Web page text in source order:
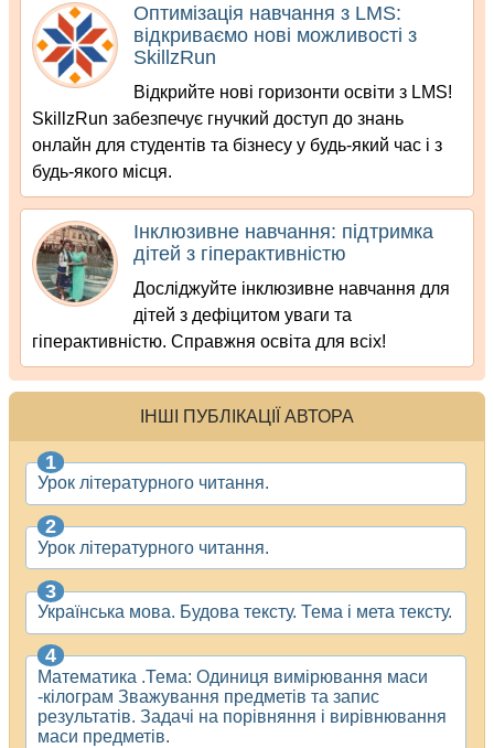
Оптимізація навчання з LMS:
відкриваємо нові можливості з
SkillzRun
Відкрийте нові горизонти освіти з LMS!
SkillzRun забезпечує гнучкий доступ до знань
онлайн для студентів та бізнесу у будь-який час і з
будь-якого місця.
Інклюзивне навчання: підтримка
дітей з гіперактивністю
Досліджуйте інклюзивне навчання для
дітей з дефіцитом уваги та
гіперактивністю. Справжня освіта для всіх!
ІНШІ ПУБЛІКАЦІЇ АВТОРА
Урок літературного читання.
Урок літературного читання.
Українська мова. Будова тексту. Тема і мета тексту.
Математика .Тема: Одиниця вимірювання маси
-кілограм Зважування предметів та запис
результатів. Задачі на порівняння і вирівнювання
маси предметів.